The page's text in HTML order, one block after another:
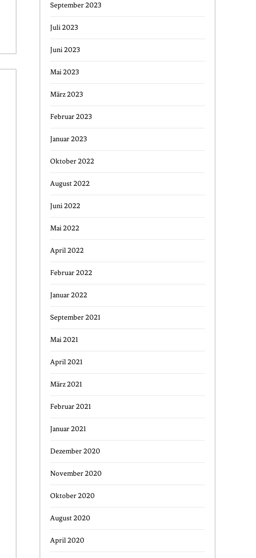
September 2023
Juli 2023
Juni 2023
Mai 2023
März 2023
Februar 2023
Januar 2023
Oktober 2022
August 2022
Juni 2022
Mai 2022
April 2022
Februar 2022
Januar 2022
September 2021
Mai 2021
April 2021
März 2021
Februar 2021
Januar 2021
Dezember 2020
November 2020
Oktober 2020
August 2020
April 2020